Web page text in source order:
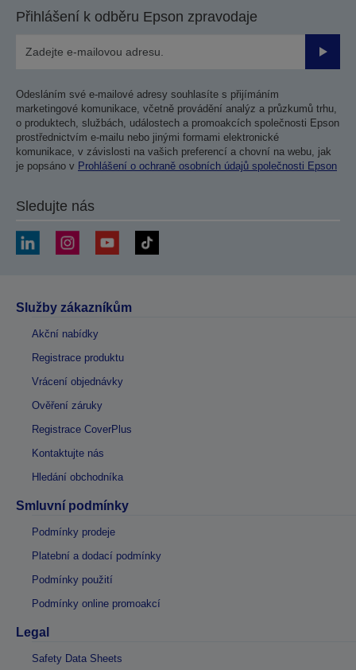
Přihlášení k odběru Epson zpravodaje
Odesláním své e-mailové adresy souhlasíte s přijímáním
marketingové komunikace, včetně provádění analýz a průzkumů trhu,
o produktech, službách, událostech a promoakcích společnosti Epson
prostřednictvím e-mailu nebo jinými formami elektronické
komunikace, v závislosti na vašich preferencí a chovní na webu, jak
je popsáno v Prohlášení o ochraně osobních údajů společnosti Epson
Sledujte nás
Služby zákazníkům
Akční nabídky
Registrace produktu
Vrácení objednávky
Ověření záruky
Registrace CoverPlus
Kontaktujte nás
Hledání obchodníka
Smluvní podmínky
Podmínky prodeje
Platební a dodací podmínky
Podmínky použití
Podmínky online promoakcí
Legal
Safety Data Sheets